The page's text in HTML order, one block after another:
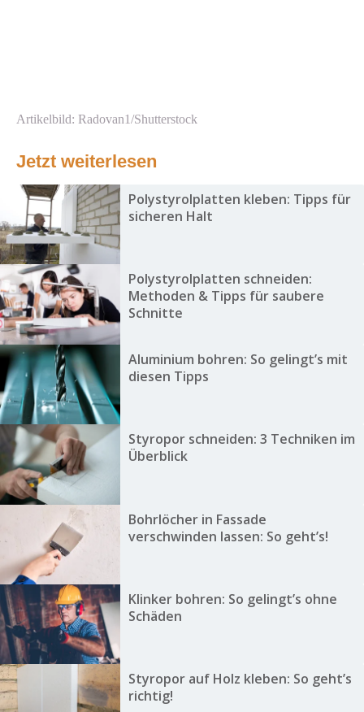
Artikelbild: Radovan1/Shutterstock
Jetzt weiterlesen
Polystyrolplatten kleben: Tipps für
sicheren Halt
Polystyrolplatten schneiden:
Methoden & Tipps für saubere
Schnitte
Aluminium bohren: So gelingt’s mit
diesen Tipps
Styropor schneiden: 3 Techniken im
Überblick
Bohrlöcher in Fassade
verschwinden lassen: So geht’s!
Klinker bohren: So gelingt’s ohne
Schäden
Styropor auf Holz kleben: So geht’s
richtig!